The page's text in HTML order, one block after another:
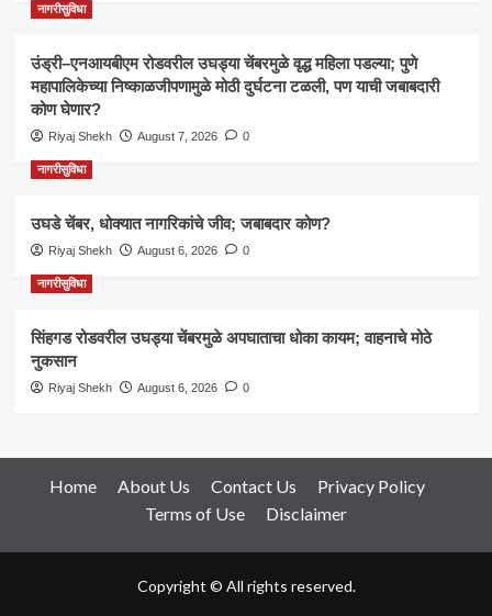
नागरीसुविधा
उंड्री–एनआयबीएम रोडवरील उघड्या चेंबरमुळे वृद्ध महिला पडल्या; पुणे
महापालिकेच्या निष्काळजीपणामुळे मोठी दुर्घटना टळली, पण याची जबाबदारी
कोण घेणार?
Riyaj Shekh August 7, 2026 0
नागरीसुविधा
उघडे चेंबर, धोक्यात नागरिकांचे जीव; जबाबदार कोण?
Riyaj Shekh August 6, 2026 0
नागरीसुविधा
सिंहगड रोडवरील उघड्या चेंबरमुळे अपघाताचा धोका कायम; वाहनाचे मोठे
नुकसान
Riyaj Shekh August 6, 2026 0
Home About Us Contact Us
Privacy Policy
Terms of Use
Disclaimer